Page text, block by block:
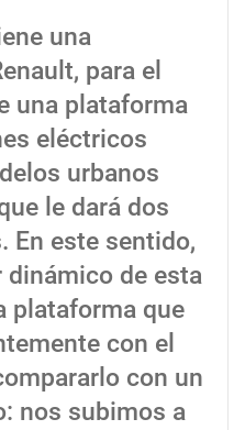
una
para el
una plataforma
eléctricos
urbanos
le dará dos
En este sentido,
dinámico de esta
plataforma que
con el
con un
nos subimos a